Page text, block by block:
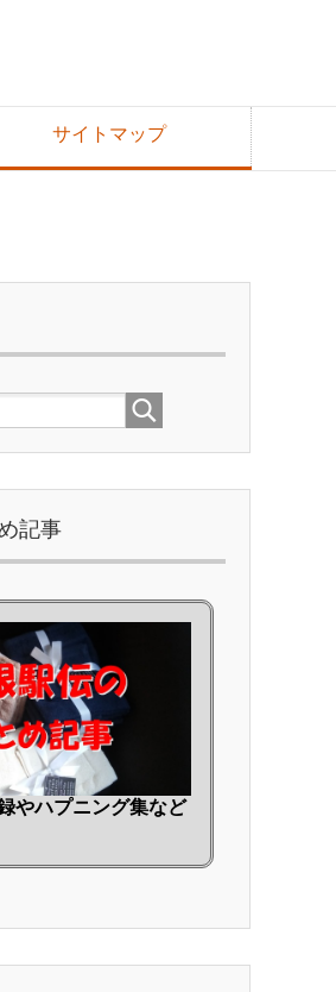
サイトマップ
記事
やハプニング集など